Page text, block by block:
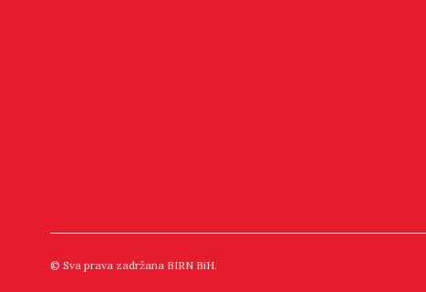
© Sva prava zadržana BIRN BiH.